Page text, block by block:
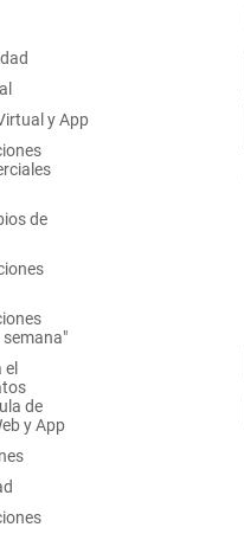
y App
de
semana"
de
y App